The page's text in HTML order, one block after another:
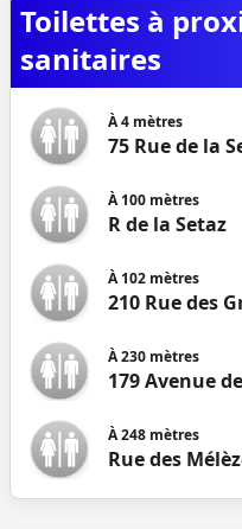
Toilettes à
sanitaires
À4 mètres
75 Rue de la
À100 mètres
R de la Setaz
À102 mètres
210 Rue des
À230 mètres
179 Avenue
À248 mètres
Rue des